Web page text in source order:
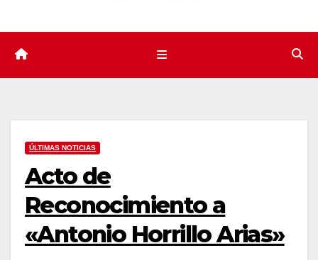
ÚLTIMAS NOTICIAS
Acto de
Reconocimiento a
«Antonio Horrillo Arias»